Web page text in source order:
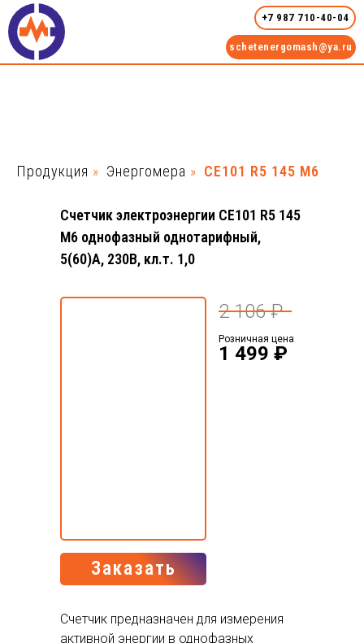
+7 987 710-40-04
schetenergomash@ya.ru
Продукция » Энергомера » CE101 R5 145 M6
Розничная цена
Счетчик электроэнергии CE101 R5 145
M6 однофазный однотарифный,
5(60)А, 230В, кл.т. 1,0
Заказать
1 499 ₽
2 106 ₽
Счетчик предназначен для измерения
активной энергии в однофазных